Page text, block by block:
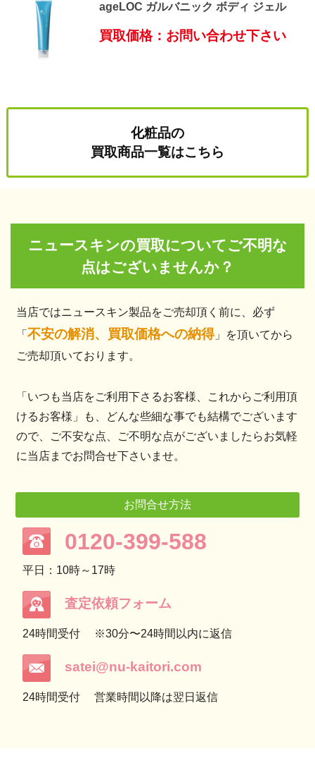
ageLOC ガルバニック ボディ ジェル
買取価格：お問い合わせ下さい
化粧品の
買取商品一覧はこちら
ニュースキンの買取についてご不明な
点はございませんか？
当店ではニュースキン製品をご売却頂く前に、必ず
「不安の解消、買取価格への納得」を頂いてから
ご売却頂いております。
「いつも当店をご利用下さるお客様、これからご利用頂
けるお客様」も、どんな些細な事でも結構でございます
ので、ご不安な点、ご不明な点がございましたらお気軽
に当店までお問合せ下さいませ。
お問合せ方法
0120-399-588
平日：10時～17時
査定依頼フォーム
24時間受付 ※30分〜24時間以内に返信
satei@nu-kaitori.com
24時間受付 営業時間以降は翌日返信